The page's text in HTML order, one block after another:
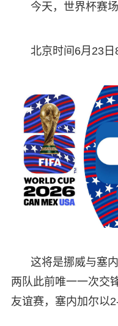
今天，世界杯赛
北京时间6月23日
这将是挪威与塞
两队此前唯一一次交
友谊赛，塞内加尔以